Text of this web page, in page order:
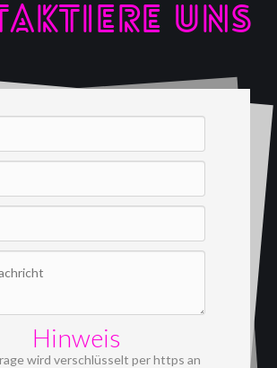
UNS
Hinweis
wird verschlüsselt per https an